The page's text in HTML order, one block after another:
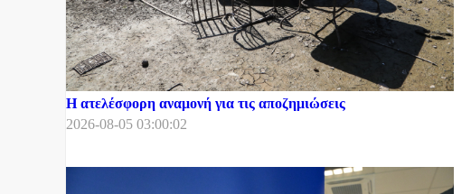
Η ατελέσφορη αναμονή για τις αποζημιώσεις
2026-08-05 03:00:02